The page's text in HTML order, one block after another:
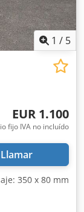
1 / 5
EUR 1.100
fijo IVA no incluído
Llamar
350 x 80 mm